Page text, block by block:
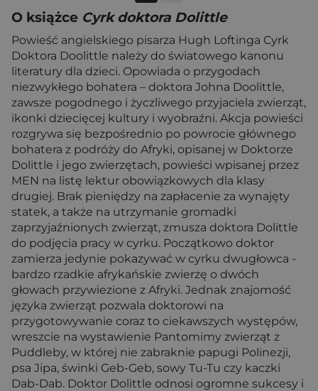
O książce Cyrk doktora Dolittle
Powieść angielskiego pisarza Hugh Loftinga Cyrk
Doktora Doolittle należy do światowego kanonu
literatury dla dzieci. Opowiada o przygodach
niezwykłego bohatera – doktora Johna Doolittle,
zawsze pogodnego i życzliwego przyjaciela zwierząt,
ikonki dziecięcej kultury i wyobraźni. Akcja powieści
rozgrywa się bezpośrednio po powrocie głównego
bohatera z podróży do Afryki, opisanej w Doktorze
Dolittle i jego zwierzętach, powieści wpisanej przez
MEN na listę lektur obowiązkowych dla klasy
drugiej. Brak pieniędzy na zapłacenie za wynajęty
statek, a także na utrzymanie gromadki
zaprzyjaźnionych zwierząt, zmusza doktora Dolittle
do podjęcia pracy w cyrku. Początkowo doktor
zamierza jedynie pokazywać w cyrku dwugłowca -
bardzo rzadkie afrykańskie zwierzę o dwóch
głowach przywiezione z Afryki. Jednak znajomość
języka zwierząt pozwala doktorowi na
przygotowywanie coraz to ciekawszych występów,
wreszcie na wystawienie Pantomimy zwierząt z
Puddleby, w której nie zabraknie papugi Polinezji,
psa Jipa, świnki Geb-Geb, sowy Tu-Tu czy kaczki
Dab-Dab. Doktor Dolittle odnosi ogromne sukcesy i